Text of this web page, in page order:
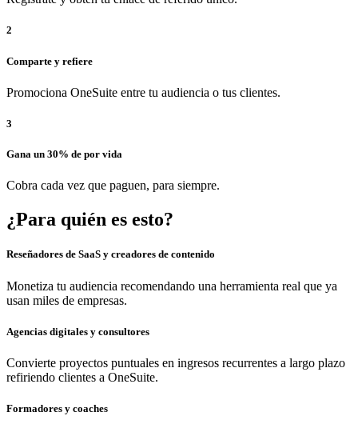
2
Comparte y refiere
Promociona OneSuite entre tu audiencia o tus clientes.
3
Gana un 30% de por vida
Cobra cada vez que paguen, para siempre.
¿Para quién es esto?
Reseñadores de SaaS y creadores de contenido
Monetiza tu audiencia recomendando una herramienta real que ya
usan miles de empresas.
Agencias digitales y consultores
Convierte proyectos puntuales en ingresos recurrentes a largo plazo
refiriendo clientes a OneSuite.
Formadores y coaches